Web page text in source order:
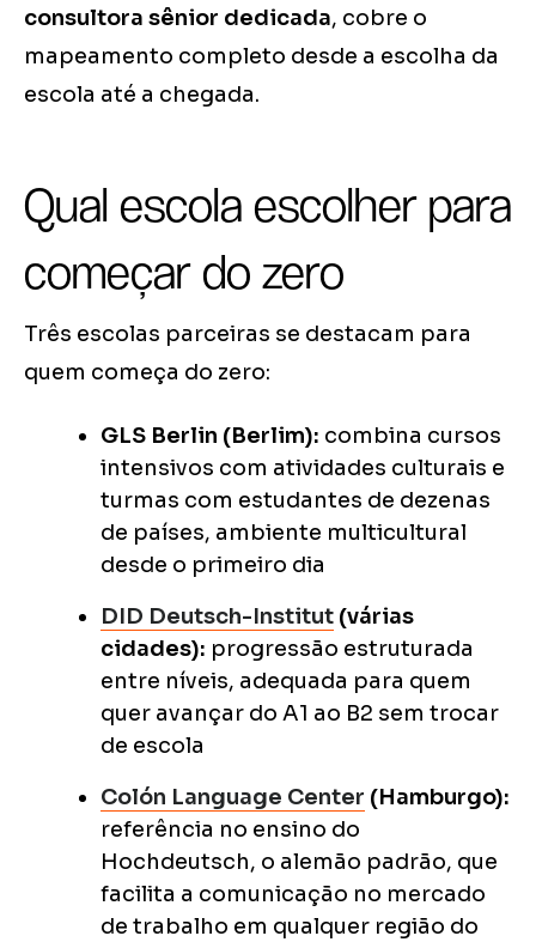
consultora sênior dedicada, cobre o
mapeamento completo desde a escolha da
escola até a chegada.
Qual escola escolher para
começar do zero
Três escolas parceiras se destacam para
quem começa do zero:
GLS Berlin (Berlim): combina cursos
intensivos com atividades culturais e
turmas com estudantes de dezenas
de países, ambiente multicultural
desde o primeiro dia
DID Deutsch-Institut (várias
cidades): progressão estruturada
entre níveis, adequada para quem
quer avançar do A1 ao B2 sem trocar
de escola
Colón Language Center (Hamburgo):
referência no ensino do
Hochdeutsch, o alemão padrão, que
facilita a comunicação no mercado
de trabalho em qualquer região do